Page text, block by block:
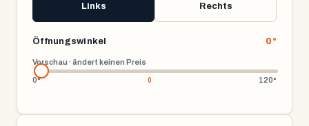
Links Rechts
Öffnungswinkel 0°
Vorschau · ändert keinen Preis
0° 120°